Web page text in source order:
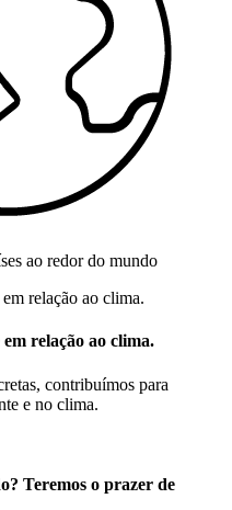
ao redor do mundo
relação ao clima.
contribuímos para
e no clima.
Teremos o prazer de